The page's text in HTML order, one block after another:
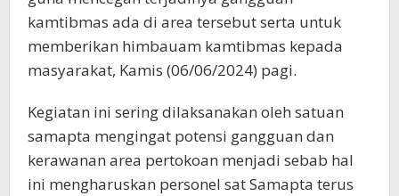
kamtibmas ada di area tersebut serta untuk
memberikan himbauam kamtibmas kepada
masyarakat, Kamis (06/06/2024) pagi.
Kegiatan ini sering dilaksanakan oleh satuan
samapta mengingat potensi gangguan dan
kerawanan area pertokoan menjadi sebab hal
ini mengharuskan personel sat Samapta terus